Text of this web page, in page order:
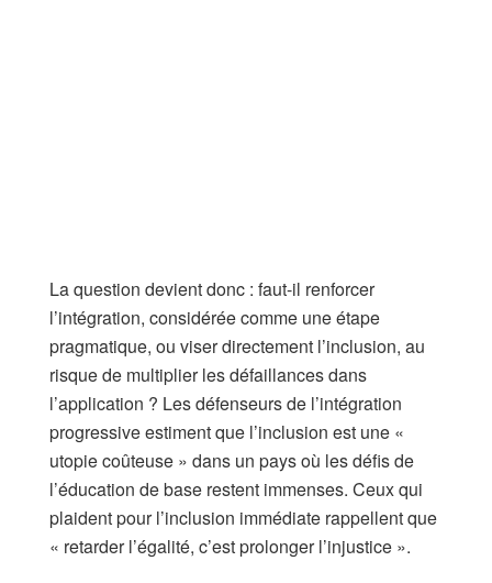
La question devient donc : faut-il renforcer
l’intégration, considérée comme une étape
pragmatique, ou viser directement l’inclusion, au
risque de multiplier les défaillances dans
l’application ? Les défenseurs de l’intégration
progressive estiment que l’inclusion est une «
utopie coûteuse » dans un pays où les défis de
l’éducation de base restent immenses. Ceux qui
plaident pour l’inclusion immédiate rappellent que
« retarder l’égalité, c’est prolonger l’injustice ».